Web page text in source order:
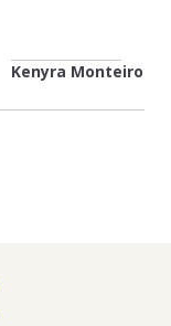
Kenyra Monteiro